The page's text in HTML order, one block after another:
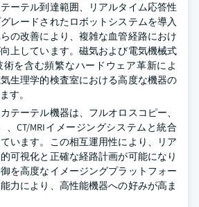
ーテル到達範囲、リアルタイム応答性
レードされたロボットシステムを導入
の改善により、複雑な血管経路におけ
上しています。磁気および電気機械式
を含む頻繁なハードウェア革新によ
生理学的検査室における高度な機器の
す。
テーテル機器は、フルオロスコピー、
、CT/MRIイメージングシステムと統合
います。この相互運用性により、リア
可視化と正確な経路計画が可能になり
を高度なイメージングプラットフォー
力により、高性能機器への好みが高ま